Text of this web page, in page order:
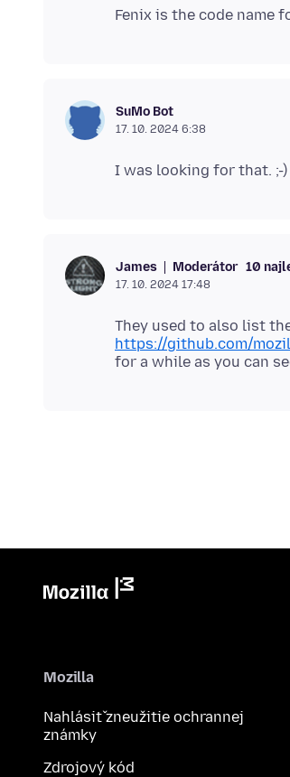
SuMo Bot
17. 10. 2024 6:38
James Moderátor 10
17. 10. 2024 17:48
They used to also list
https://github.com/
for a while as you can
Mozilla
Nahlásiť zneužitie ochrannej
známky
Zdrojový kód